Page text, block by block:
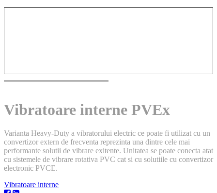
Vibratoare interne PVEx
Varianta Heavy-Duty a vibratorului electric ce poate fi utilizat cu un
convertizor extern de frecventa reprezinta una dintre cele mai
performante solutii de vibrare exitente. Unitatea se poate conecta atat
cu sistemele de vibrare rotativa PVC cat si cu solutiile cu convertizor
electronic PVCE.
Vibratoare interne